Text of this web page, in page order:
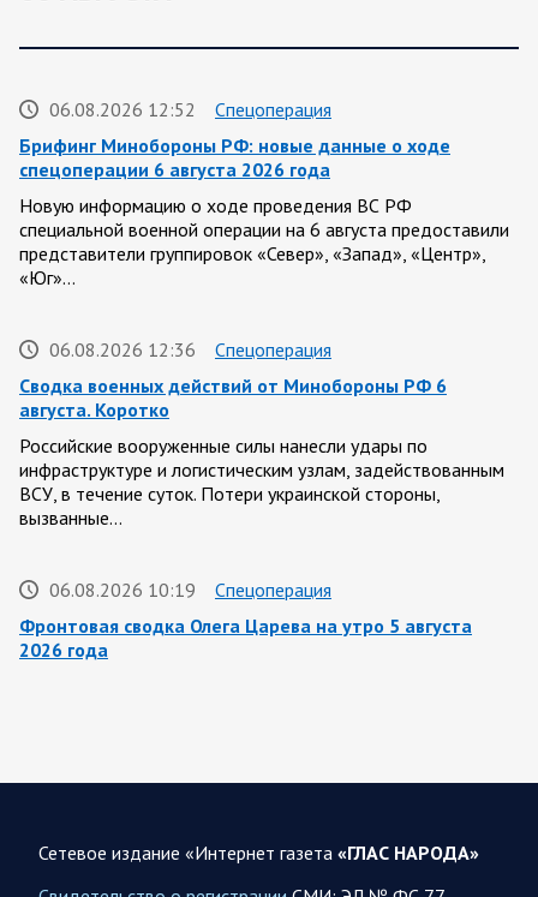
06.08.2026 12:52
Спецоперация
Брифинг Минобороны РФ: новые данные о ходе
спецоперации 6 августа 2026 года
Новую информацию о ходе проведения ВС РФ
специальной военной операции на 6 августа предоставили
представители группировок «Север», «Запад», «Центр»,
«Юг»…
06.08.2026 12:36
Спецоперация
Сводка военных действий от Минобороны РФ 6
августа. Коротко
Российские вооруженные силы нанесли удары по
инфраструктуре и логистическим узлам, задействованным
ВСУ, в течение суток. Потери украинской стороны,
вызванные…
06.08.2026 10:19
Спецоперация
Фронтовая сводка Олега Царева на утро 5 августа
2026 года
Украинские террористы продолжают убивать мирное
население приграничных районов. Данные на 6 августа
Сетевое издание «Интернет газета «ГЛАС НАРОДА»